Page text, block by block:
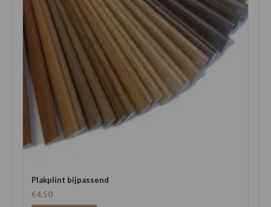
Plakplint bijpassend
€4,50